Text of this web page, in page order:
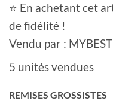
⭐ En achetant cet
de fidélité !
Vendu par : MYBEST
5 unités vendues
REMISES GROSSISTES